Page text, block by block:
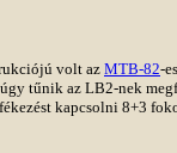
volt az MTB-82-
tűnik az LB2-nek
kapcsolni 8+3